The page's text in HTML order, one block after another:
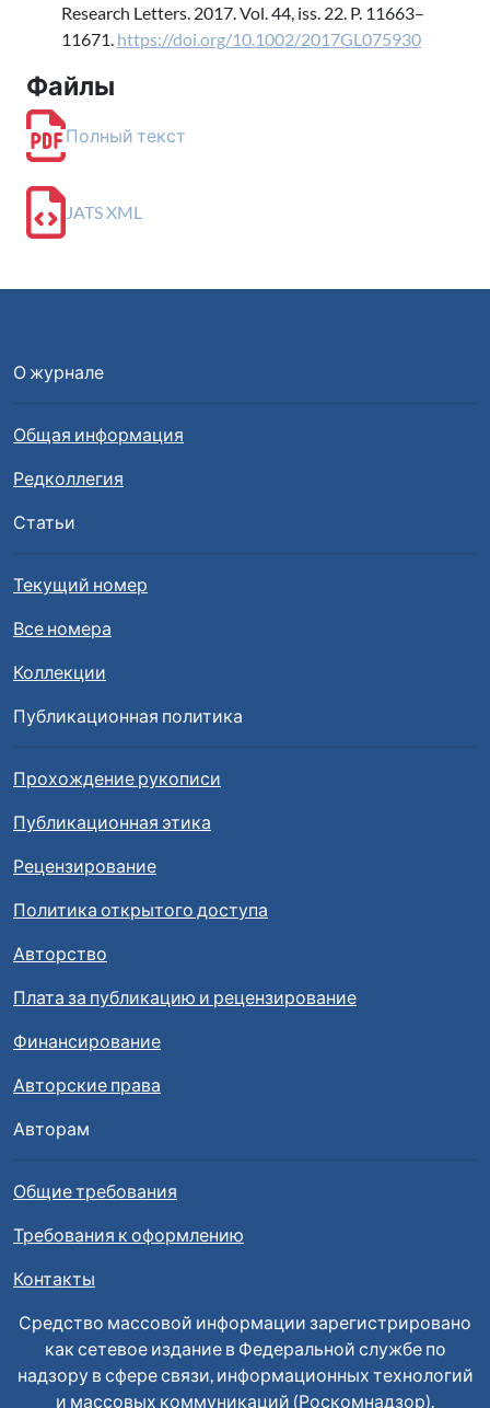
Research Letters. 2017. Vol. 44, iss. 22. P. 11663–
11671. https://doi.org/10.1002/2017GL075930
Файлы
Полный текст
JATS XML
О журнале
Общая информация
Редколлегия
Статьи
Текущий номер
Все номера
Коллекции
Публикационная политика
Прохождение рукописи
Публикационная этика
Рецензирование
Политика открытого доступа
Авторство
Плата за публикацию и рецензирование
Финансирование
Авторские права
Авторам
Общие требования
Требования к оформлению
Контакты
Средство массовой информации зарегистрировано
как сетевое издание в Федеральной службе по
надзору в сфере связи, информационных технологий
и массовых коммуникаций (Роскомнадзор).